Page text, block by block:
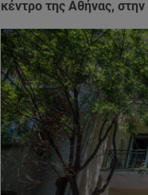
κέντρο της Αθήνας,